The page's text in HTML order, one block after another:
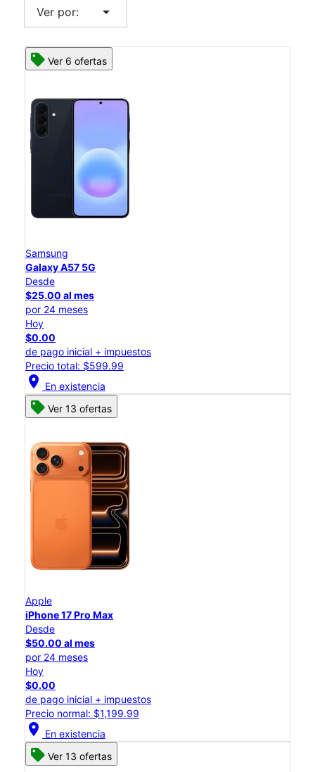
Ver por: arrow_drop_down
Ver 6 ofertas
Samsung
Galaxy A57 5G
Desde
$25.00 al mes
por 24 meses
Hoy
$0.00
de pago inicial + impuestos
Precio total: $599.99
location_on En existencia
Ver 13 ofertas
Apple
iPhone 17 Pro Max
Desde
$50.00 al mes
por 24 meses
Hoy
$0.00
de pago inicial + impuestos
Precio normal: $1,199.99
location_on En existencia
Ver 13 ofertas